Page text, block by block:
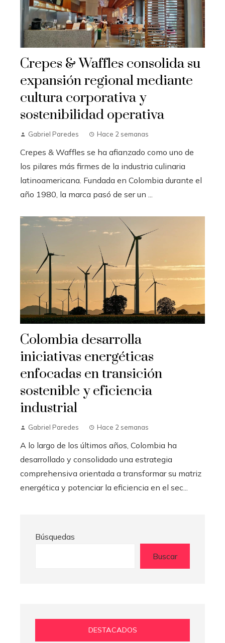
Crepes & Waffles consolida su
expansión regional mediante
cultura corporativa y
sostenibilidad operativa
Gabriel Paredes Hace 2 semanas
Crepes & Waffles se ha afianzado como uno de
los pilares más firmes de la industria culinaria
latinoamericana. Fundada en Colombia durante el
año 1980, la marca pasó de ser un ...
Colombia desarrolla
iniciativas energéticas
enfocadas en transición
sostenible y eficiencia
industrial
Gabriel Paredes Hace 2 semanas
A lo largo de los últimos años, Colombia ha
desarrollado y consolidado una estrategia
comprehensiva orientada a transformar su matriz
energética y potenciar la eficiencia en el sec...
Búsquedas
Buscar
DESTACADOS